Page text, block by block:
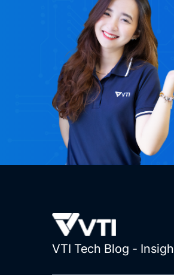
VTI Tech Blog -